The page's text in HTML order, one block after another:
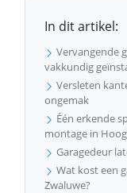
In dit artikel:
Vervangende
vakkundig
Versleten
ongemak
Één erkende
montage in
Garagedeur
Wat kost een
Zwaluwe?